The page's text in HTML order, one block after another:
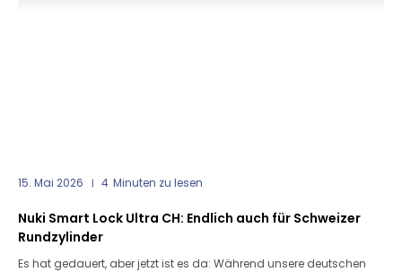
15. Mai 2026 4 Minuten zu lesen
Nuki Smart Lock Ultra CH: Endlich auch für Schweizer
Rundzylinder
Es hat gedauert, aber jetzt ist es da: Während unsere deutschen